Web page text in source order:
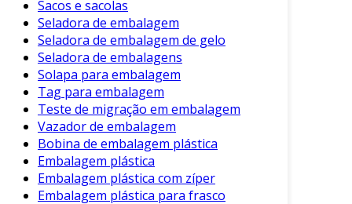
Sacos e sacolas
Seladora de embalagem
Seladora de embalagem de gelo
Seladora de embalagens
Solapa para embalagem
Tag para embalagem
Teste de migração em embalagem
Vazador de embalagem
Bobina de embalagem plástica
Embalagem plástica
Embalagem plástica com zíper
Embalagem plástica para frasco